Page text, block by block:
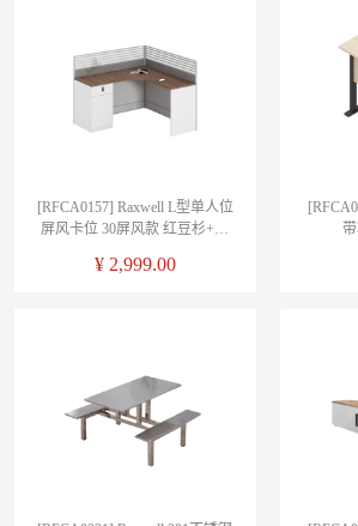
[RFCA0157] Raxwell L型单人位
屏风卡位 30屏风款 红豆杉+暖
¥ 2,999.00